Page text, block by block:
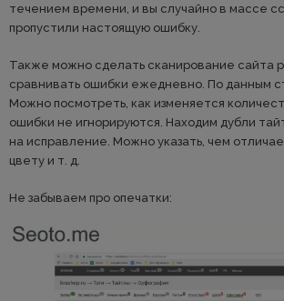
течением времени, и вы случайно в массе
пропустили настоящую ошибку.
Также можно сделать сканирование сайта
сравнивать ошибки ежедневно. По данным
Можно посмотреть, как изменяется
ошибки не игнорируются. Находим дубли
на исправление. Можно указать, чем
цвету и т. д.
Не забываем про опечатки: